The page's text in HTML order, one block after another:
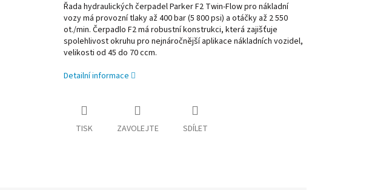
Řada hydraulických čerpadel Parker F2 Twin-Flow pro nákladní
vozy má provozní tlaky až 400 bar (5 800 psi) a otáčky až 2 550
ot./min. Čerpadlo F2 má robustní konstrukci, která zajišťuje
spolehlivost okruhu pro nejnáročnější aplikace nákladních vozidel,
velikosti od 45 do 70 ccm.
Detailní informace
TISK ZAVOLEJTE SDÍLET